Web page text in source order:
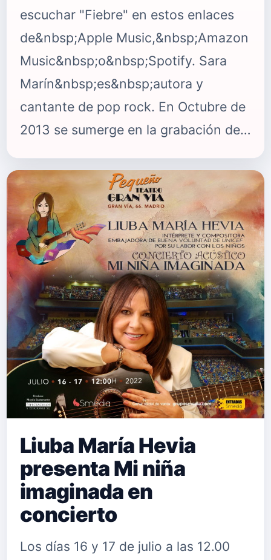
escuchar "Fiebre" en estos enlaces
de&nbsp;Apple Music,&nbsp;Amazon
Music&nbsp;o&nbsp;Spotify. Sara
Marín&nbsp;es&nbsp;autora y
cantante de pop rock. En Octubre de
2013 se sumerge en la grabación de
bajo la producción de Álvaro Gandul
en «EstudiosGandul» (Sevilla). Un
trabajo con 12 temas propios, letra y
música, donde la artista se balancea
entre el pop, el rock y el country. En
Mayo de 2014, Sara Marín entra a
formar parte del catálogo de la
compañía independiente Avispa
Music, que posiciona el disco …
Liuba María Hevia
presenta Mi niña
imaginada en
concierto
Los días 16 y 17 de julio a las 12.00